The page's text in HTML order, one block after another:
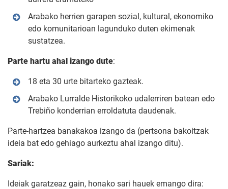
Arabako herrien garapen sozial, kultural, ekonomiko
edo komunitarioan lagunduko duten ekimenak
sustatzea.
Parte hartu ahal izango dute:
18 eta 30 urte bitarteko gazteak.
Arabako Lurralde Historikoko udalerriren batean edo
Trebiño konderrian erroldatuta daudenak.
Parte-hartzea banakakoa izango da (pertsona bakoitzak
ideia bat edo gehiago aurkeztu ahal izango ditu).
Sariak:
Ideiak garatzeaz gain, honako sari hauek emango dira: